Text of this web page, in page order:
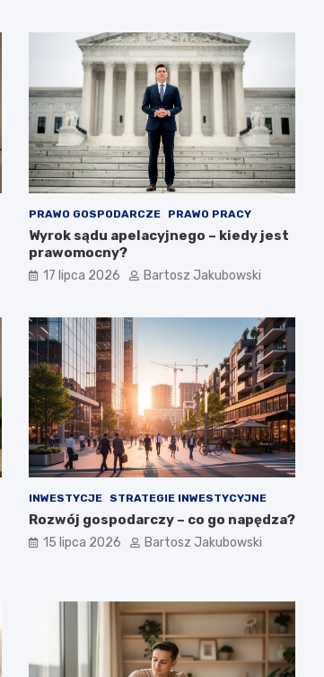
PRAWO GOSPODARCZE PRAWO PRACY
Wyrok sądu apelacyjnego – kiedy jest
prawomocny?
17 lipca 2026 Bartosz Jakubowski
INWESTYCJE STRATEGIE INWESTYCYJNE
Rozwój gospodarczy – co go napędza?
15 lipca 2026 Bartosz Jakubowski